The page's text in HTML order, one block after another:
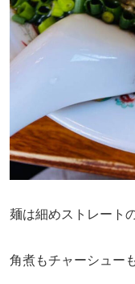
麺は細めストレート
角煮もチャーシュー